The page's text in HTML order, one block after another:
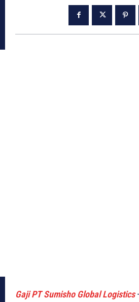
Gaji PT Sumisho Global Logistics